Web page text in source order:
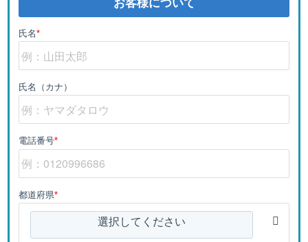
氏名*
氏名（カナ）
電話番号*
都道府県*
選択してください